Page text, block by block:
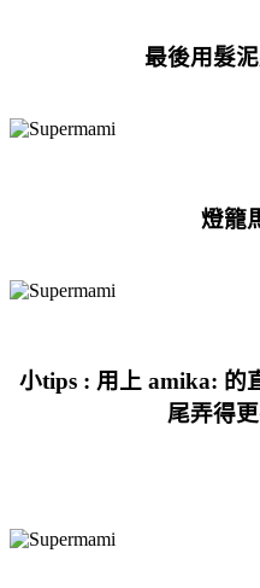
最後用髮
燈籠
小tips : 用上 amika: 的
尾弄得